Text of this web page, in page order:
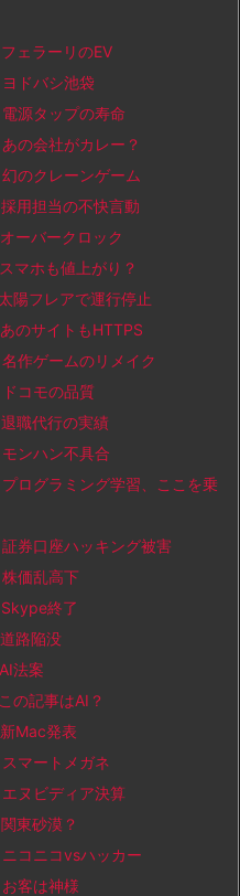
ェラーリのEV
ドバシ池袋
源タップの寿命
の会社がカレー？
のクレーンゲーム
用担当の不快言動
ーバークロック
マホも値上がり？
陽フレアで運行停止
のサイトもHTTPS
作ゲームのリメイク
コモの品質
職代行の実績
ンハン不具合
ログラミング学習、ここを乗
券口座ハッキング被害
価乱高下
終了
路陥没
法案
の記事はAI？
Mac発表
マートメガネ
ヌビディア決算
東砂漠？
コニコvsハッカー
客は神様